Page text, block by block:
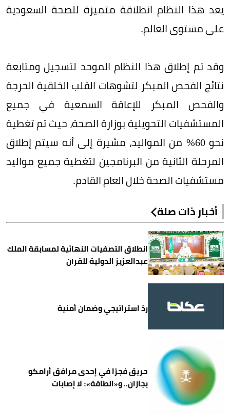
يعد هذا النظام انطلاقة متميزة للصحة السعودية
على مستوى العالم.
وقد تم إطلاق هذا النظام الموحد لتسجيل ومتابعة
نتائج الفحص المبكر لتشوهات القلب الخلقية الحرجة
والفحص المبكر للإعاقة السمعية في جميع
المستشفيات التحويلية بوزارة الصحة، حيث تم تغطية
نحو 60% من المواليد، مشيرة إلى أنه سيتم إطلاق
المرحلة الثانية من البرنامجين لتغطية جميع مواليد
مستشفيات الصحة خلال العام القادم.
أخبار ذات صلة
انطلاق التصفيات النهائية لمسابقة الملك
عبدالعزيز الدولية للقرآن
ردّ استراتيجي وضمان أمنية
حريق فجرًا في إحدى مرافق أرامكو
بجازان.. و«الطاقة»: لا إصابات